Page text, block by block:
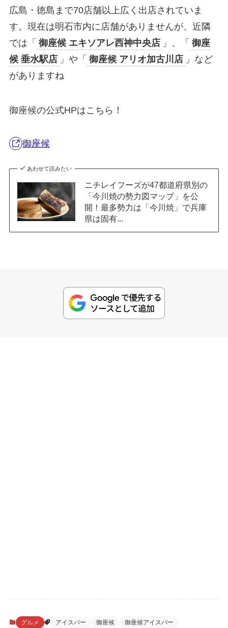
広島・徳島まで70店舗以上広く出店されていま
す。現在は明石市内に店舗がありませんが、近隣
では「 御座候 エキソアレ西神中央店 」、「 御座
候 垂水駅店 」や「 御座候 アリオ加古川店 」など
がありますね
御座候の公式HPはこちら！
御座候
あわせて読みたい
ニチレイフーズが47都道府県別の
「今川焼の勢力図マップ」を公
開！最多勢力は「今川焼」で兵庫
県は固有...
グルメ アイスバー 御座候 御座候アイスバー